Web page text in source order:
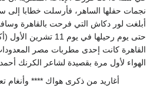
نجمات حفلها الساهر، فأرسلت خطابا
أبلغت لور دكاش التي فرحت بالقاهرة
القاهرة كانت إحدى مطربات مصر
الهواء لأول مرة بقصيدة لشاعر الكرنك
أغاريد من ذكرى هواك **** وأنغام